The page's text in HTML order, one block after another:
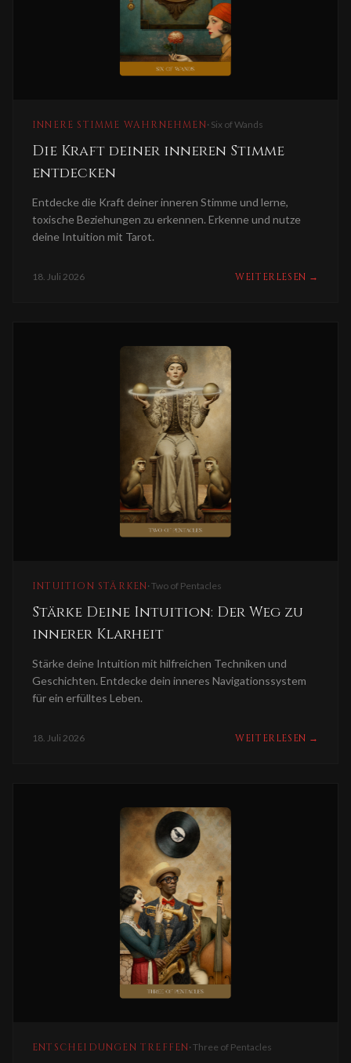
INNERE STIMME WAHRNEHMEN· Six of Wands
Die Kraft deiner inneren Stimme
entdecken
Entdecke die Kraft deiner inneren Stimme und lerne,
toxische Beziehungen zu erkennen. Erkenne und nutze
deine Intuition mit Tarot.
18. Juli 2026 WEITERLESEN →
INTUITION STÄRKEN·Two of Pentacles
Stärke Deine Intuition: Der Weg zu
innerer Klarheit
Stärke deine Intuition mit hilfreichen Techniken und
Geschichten. Entdecke dein inneres Navigationssystem
für ein erfülltes Leben.
18. Juli 2026 WEITERLESEN →
ENTSCHEIDUNGEN TREFFEN·Three of Pentacles